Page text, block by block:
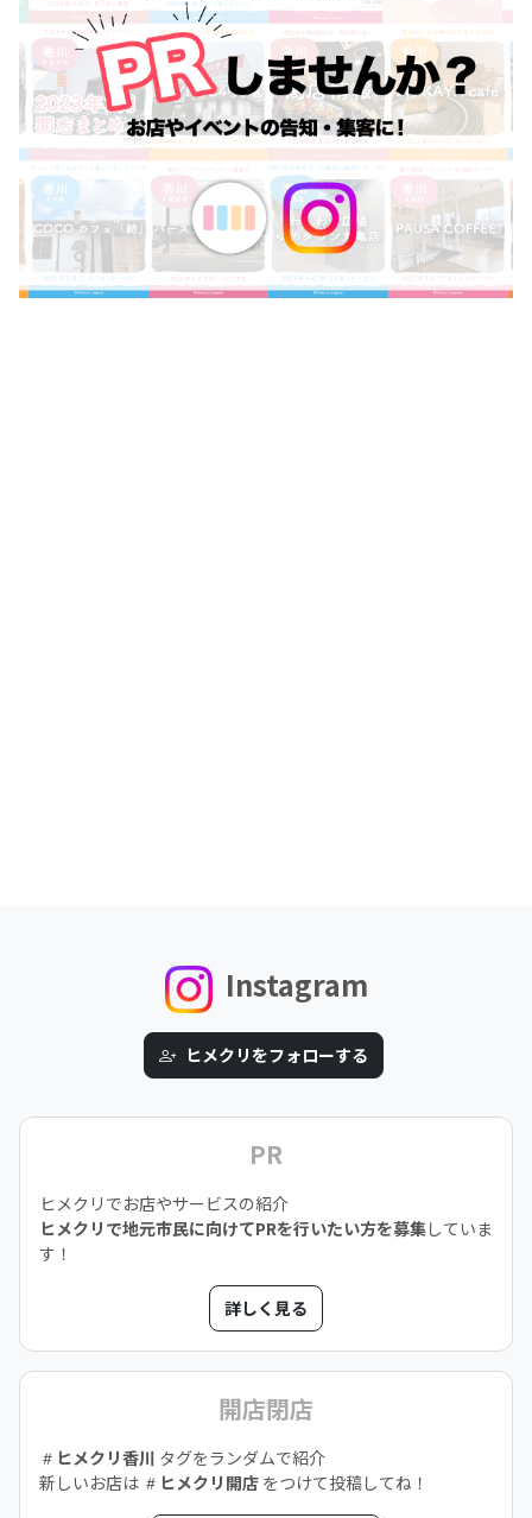
Instagram
ヒメクリをフォローする
PR
ヒメクリでお店やサービスの紹介
ヒメクリで地元市民に向けてPRを行いたい方を募集していま
す！
詳しく見る
開店閉店
ヒメクリ香川 タグをランダムで紹介
新しいお店は
ヒメクリ開店 をつけて投稿してね！